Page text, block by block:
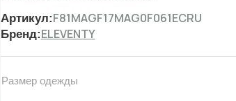
Артикул:F81MAGF17MAG0F061ECRU
Бренд:ELEVENTY
Размер одежды